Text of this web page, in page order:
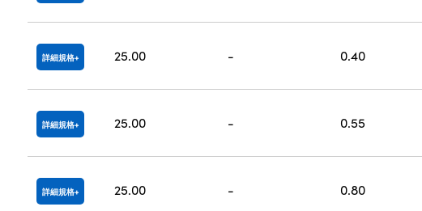
詳細規格 25.00 - 0.40
詳細規格 25.00 - 0.55
詳細規格 25.00 - 0.80